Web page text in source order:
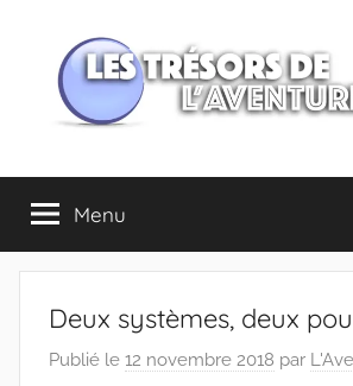
contenu
Les
trésors
de
l'Aventure
Menu
Deux systèmes, deux
Publié le 12 novembre 2018 par